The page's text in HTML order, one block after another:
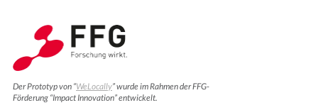
Der Prototyp von “WeLocally” wurde im Rahmen der FFG-
Förderung “Impact Innovation” entwickelt.